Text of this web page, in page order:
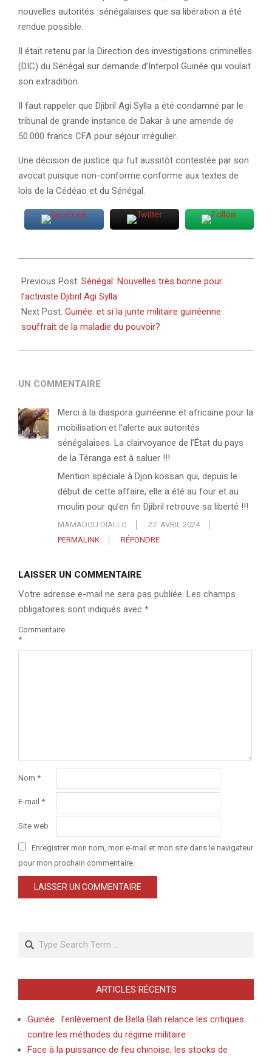
nouvelles autorités sénégalaises que sa libération a été
rendue possible.
Il était retenu par la Direction des investigations criminelles
(DIC) du Sénégal sur demande d’Interpol Guinée qui voulait
son extradition.
Il faut rappeler que Djibril Agi Sylla a été condamné par le
tribunal de grande instance de Dakar à une amende de
50.000 francs CFA pour séjour irrégulier.
Une décision de justice qui fut aussitôt contestée par son
avocat puisque non-conforme conforme aux textes de
lois de la Cédéao et du Sénégal.
04-
27
Previous Post: Sénégal: Nouvelles très bonne pour
l’activiste Djibril Agi Sylla.
Next Post: Guinée: et si la junte militaire guinéenne
souffrait de la maladie du pouvoir?
UN COMMENTAIRE
Merci à la diaspora guinéenne et africaine pour la
mobilisation et l’alerte aux autorités
sénégalaises. La clairvoyance de l’État du pays
de la Téranga est à saluer !!!
Mention spéciale à Djon kossan qui, depuis le
début de cette affaire, elle a été au four et au
moulin pour qu’en fin Djibril retrouve sa liberté !!!
MAMADOU DIALLO
27. AVRIL 2024
PERMALINK
RÉPONDRE
LAISSER UN COMMENTAIRE
Votre adresse e-mail ne sera pas publiée. Les champs
obligatoires sont indiqués avec *
Commentaire
*
Nom *
E-mail *
Site web
Enregistrer mon nom, mon e-mail et mon site dans le navigateur
pour mon prochain commentaire.
Search
ARTICLES RÉCENTS
Guinée : l’enlèvement de Bella Bah relance les critiques
contre les méthodes du régime militaire
Face à la puissance de feu chinoise, les stocks de